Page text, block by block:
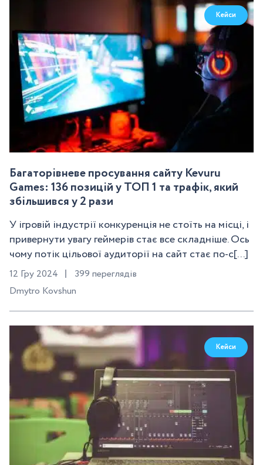
Кейси
Багаторівневе просування сайту Kevuru
Games: 136 позицій у ТОП 1 та трафік, який
збільшився у 2 рази
У ігровій індустрії конкуренція не стоїть на місці, і
привернути увагу геймерів стає все складніше. Ось
чому потік цільової аудиторії на сайт стає по-с[...]
12 Гру 2024
399 переглядів
Dmytro Kovshun
Кейси